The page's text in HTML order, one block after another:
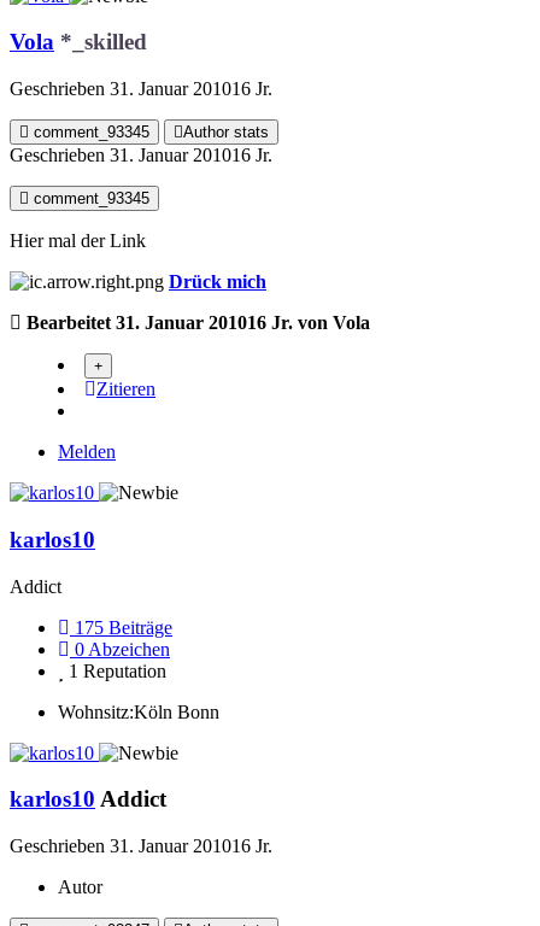
Vola *_skilled
Geschrieben 31. Januar 201016 Jr.
comment_93345 Author stats
Geschrieben 31. Januar 201016 Jr.
comment_93345
Hier mal der Link
Drück mich
Bearbeitet 31. Januar 201016 Jr. von Vola
Zitieren
Melden
karlos10
Addict
175 Beiträge
0 Abzeichen
1 Reputation
Wohnsitz:Köln Bonn
karlos10 Addict
Geschrieben 31. Januar 201016 Jr.
Autor